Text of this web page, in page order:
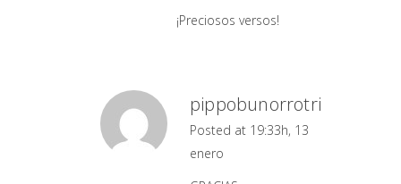
¡Preciosos versos!
pippobunorrotri
Posted at 19:33h, 13
enero